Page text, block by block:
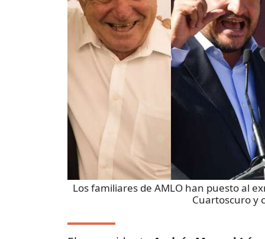
Los familiares de AMLO han puesto al
Cuartoscuro y